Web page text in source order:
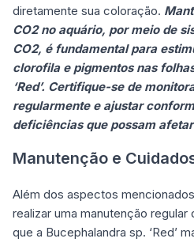
diretamente sua coloração.
CO2 no aquário, por meio de
CO2, é fundamental para
clorofila e pigmentos nas
‘Red’. Certifique-se de
regularmente e ajustar
deficiências que possam
Manutenção e
Além dos aspectos
realizar uma manutenção regular
que a Bucephalandra sp. ‘Red’